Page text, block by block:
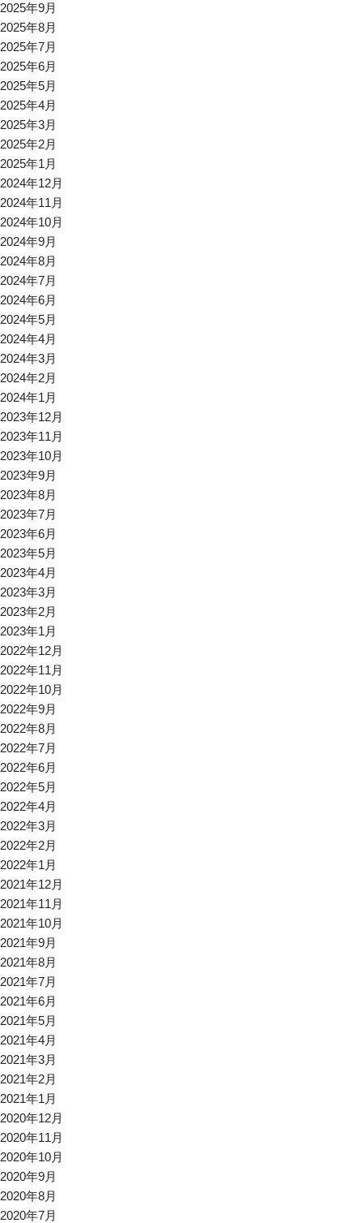
2025年9月
2025年8月
2025年7月
2025年6月
2025年5月
2025年4月
2025年3月
2025年2月
2025年1月
2024年12月
2024年11月
2024年10月
2024年9月
2024年8月
2024年7月
2024年6月
2024年5月
2024年4月
2024年3月
2024年2月
2024年1月
2023年12月
2023年11月
2023年10月
2023年9月
2023年8月
2023年7月
2023年6月
2023年5月
2023年4月
2023年3月
2023年2月
2023年1月
2022年12月
2022年11月
2022年10月
2022年9月
2022年8月
2022年7月
2022年6月
2022年5月
2022年4月
2022年3月
2022年2月
2022年1月
2021年12月
2021年11月
2021年10月
2021年9月
2021年8月
2021年7月
2021年6月
2021年5月
2021年4月
2021年3月
2021年2月
2021年1月
2020年12月
2020年11月
2020年10月
2020年9月
2020年8月
2020年7月